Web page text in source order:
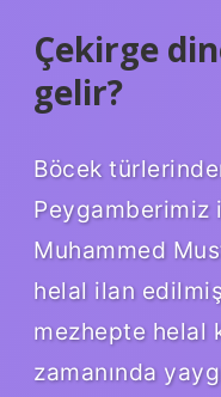
Çekirge
gelir?
Böcek
Peygamberimiz
Muhammed
helal ilan
mezhepte helal
zamanında